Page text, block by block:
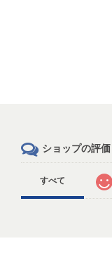
ショップの評価
すべて